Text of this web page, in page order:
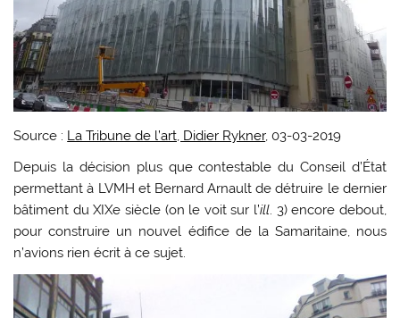
Source : La Tribune de l’art, Didier Rykner, 03-03-2019
Depuis la décision plus que contestable du Conseil d’État
permettant à LVMH et Bernard Arnault de détruire le dernier
bâtiment du XIXe siècle (on le voit sur l’ill. 3) encore debout,
pour construire un nouvel édifice de la Samaritaine, nous
n’avions rien écrit à ce sujet.